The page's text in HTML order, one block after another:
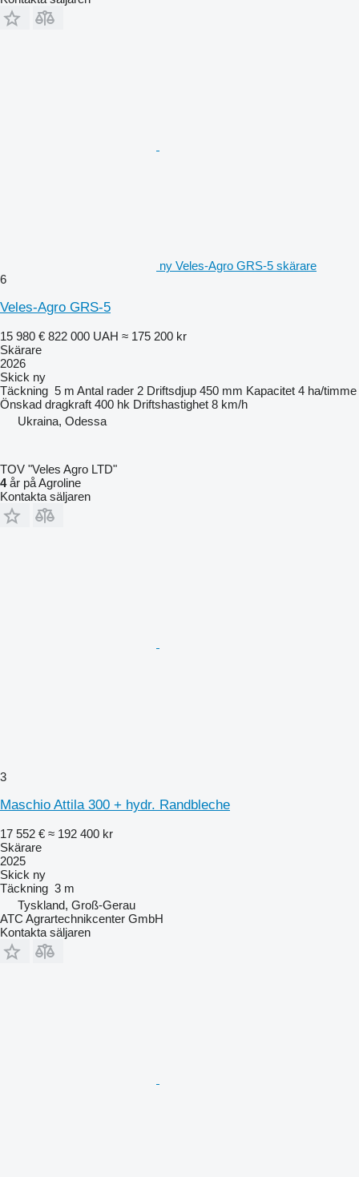
ny Veles-Agro GRS-5 skärare
6
Veles-Agro GRS-5
15 980 € 822 000 UAH ≈ 175 200 kr
Skärare
2026
Skick ny
Täckning 5 m Antal rader 2 Driftsdjup 450 mm Kapacitet 4 ha/timme
Önskad dragkraft 400 hk Driftshastighet 8 km/h
Ukraina, Odessa
TOV "Veles Agro LTD"
4år på Agroline
Kontakta säljaren
3
Maschio Attila 300 + hydr. Randbleche
17 552 € ≈ 192 400 kr
Skärare
2025
Skick ny
Täckning 3 m
Tyskland, Groß-Gerau
ATC Agrartechnikcenter GmbH
Kontakta säljaren